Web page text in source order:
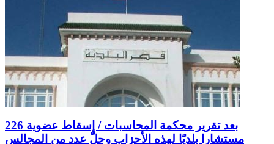
بعد تقرير محكمة المحاسبات / إسقاط عضوية 226
مستشارا بلديًا لهذه الأحزاب وحلّ عدد من المجالس